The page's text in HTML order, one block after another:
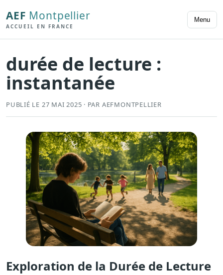
AEF Montpellier
ACCUEIL EN FRANCE
Menu
durée de lecture :
instantanée
PUBLIÉ LE 27 MAI 2025 · PAR AEFMONTPELLIER
Exploration de la Durée de Lecture